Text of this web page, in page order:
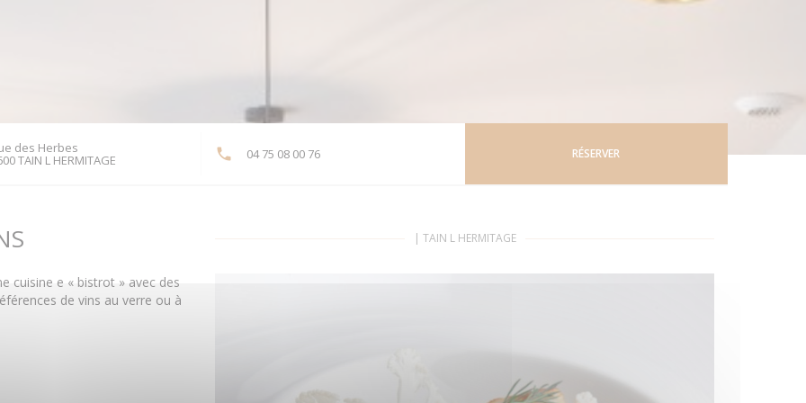
des Herbes
TAIN L HERMITAGE((ouvre une nouvelle fenêtre))04 75 08 00 76 RÉSERVER
| TAIN L HERMITAGE
cuisine e « bistrot » avec des
de vins au verre ou à